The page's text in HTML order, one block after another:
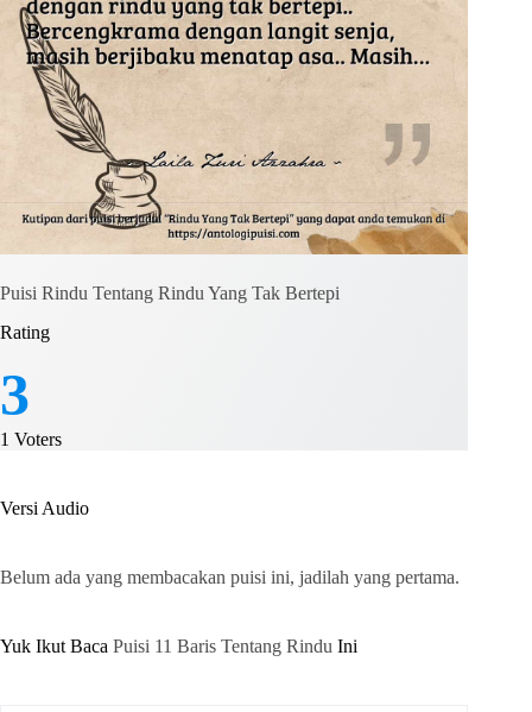
Puisi Rindu Tentang Rindu Yang Tak Bertepi
Rating
3
1 Voters
Versi Audio
Belum ada yang membacakan puisi ini, jadilah yang pertama.
Yuk Ikut Baca Puisi 11 Baris Tentang Rindu Ini